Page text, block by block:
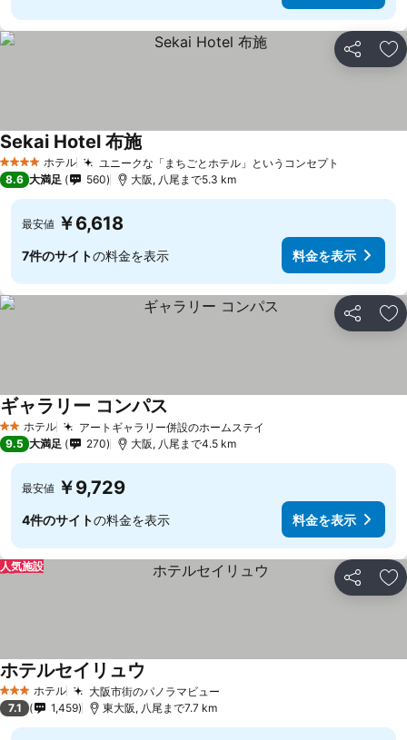
シェア お
4 ホテルのランク
ホテル ユニークな「まちごとホテル」というコンセプト
Sekai Hotel 布施
8.6 大満足 560 大阪, 八尾まで5.3 km
最安値 ￥6,618
7件のサイトの料金を表示 料金を表示
シェア お
2 ホテルのランク
ホテル アートギャラリー併設のホームステイ
ギャラリー コンパス
9.5 大満足 270 大阪, 八尾まで4.5 km
最安値 ￥9,729
4件のサイトの料金を表示 料金を表示
シェア お
人気施設
3 ホテルのランク
ホテル 大阪市街のパノラマビュー
ホテルセイリュウ
7.1 1,459 東大阪, 八尾まで7.7 km